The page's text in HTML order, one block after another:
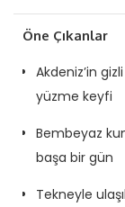
Öne Çıkanlar
Akdeniz’in
yüzme keyfi
Bembeyaz
başa bir gün
Tekneyle